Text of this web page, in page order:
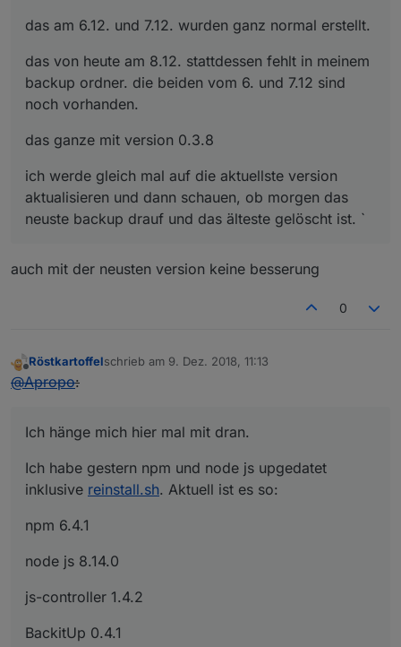
das am 6.12. und 7.12. wurden ganz normal erstellt.
das von heute am 8.12. stattdessen fehlt in meinem
backup ordner. die beiden vom 6. und 7.12 sind
noch vorhanden.
das ganze mit version 0.3.8
ich werde gleich mal auf die aktuellste version
aktualisieren und dann schauen, ob morgen das
neuste backup drauf und das älteste gelöscht ist. `
auch mit der neusten version keine besserung
0
Offline
Röstkartoffelschrieb am 9. Dez. 2018, 11:13
zuletzt editiert von
@Apropo:
Ich hänge mich hier mal mit dran.
Ich habe gestern npm und node js upgedatet
inklusive reinstall.sh. Aktuell ist es so:
npm 6.4.1
node js 8.14.0
js-controller 1.4.2
BackitUp 0.4.1